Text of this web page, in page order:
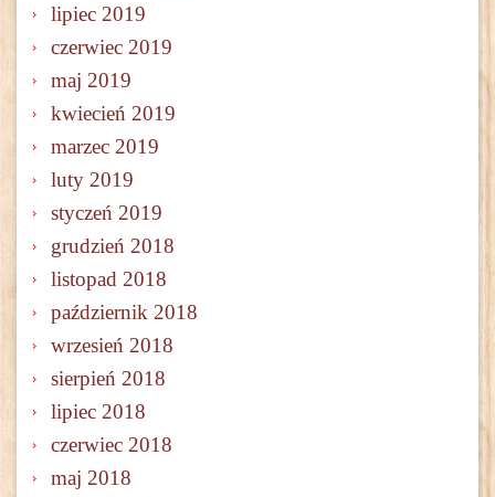
lipiec 2019
czerwiec 2019
maj 2019
kwiecień 2019
marzec 2019
luty 2019
styczeń 2019
grudzień 2018
listopad 2018
październik 2018
wrzesień 2018
sierpień 2018
lipiec 2018
czerwiec 2018
maj 2018